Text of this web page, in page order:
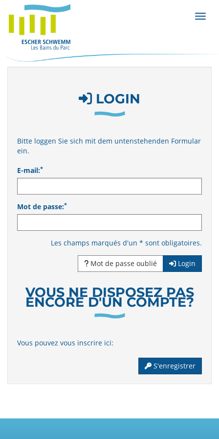
LOGIN
Bitte loggen Sie sich mit dem untenstehenden Formular
ein.
E-mail:*
Mot de passe:*
Les champs marqués d'un * sont obligatoires.
Mot de passe oublié Login
VOUS NE DISPOSEZ PAS
ENCORE D'UN COMPTE?
Vous pouvez vous inscrire ici:
S'enregistrer